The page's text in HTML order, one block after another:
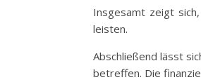
Insgesamt zeigt
leisten.
Abschließend lässt
betreffen. Die